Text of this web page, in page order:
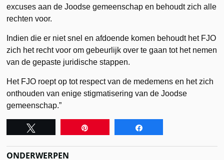
excuses aan de Joodse gemeenschap en behoudt zich alle
rechten voor.
Indien die er niet snel en afdoende komen behoudt het FJO
zich het recht voor om gebeurlijk over te gaan tot het nemen
van de gepaste juridische stappen.
Het FJO roept op tot respect van de medemens en het zich
onthouden van enige stigmatisering van de Joodse
gemeenschap.”
ONDERWERPEN